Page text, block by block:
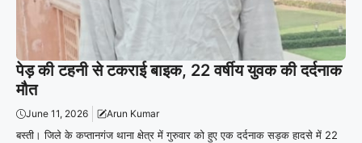
पेड़ की टहनी से टकराई बाइक, 22 वर्षीय युवक की दर्दनाक
मौत
June 11, 2026 Arun Kumar
बस्ती। जिले के कप्तानगंज थाना क्षेत्र में गुरुवार को हुए एक दर्दनाक सड़क हादसे में 22